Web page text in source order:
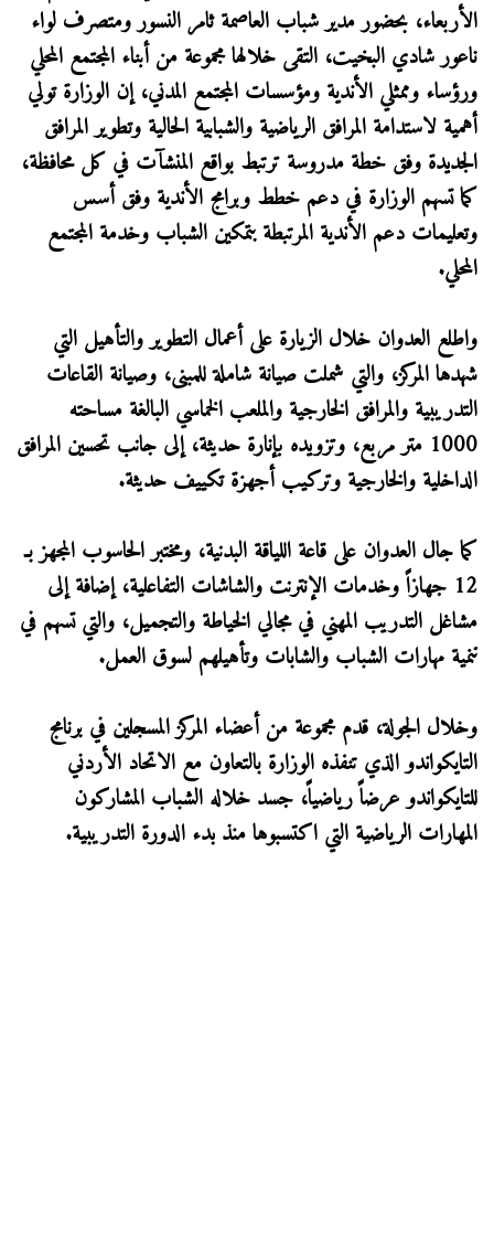
الأربعاء، بحضور مدير شباب العاصمة ثامر النسور ومتصرف لواء
ناعور شادي البخيت، التقى خلالها مجموعة من أبناء المجتمع المحلي
ورؤساء وممثلي الأندية ومؤسسات المجتمع المدني، إن الوزارة تولي
أهمية لاستدامة المرافق الرياضية والشبابية الحالية وتطوير المرافق
الجديدة وفق خطة مدروسة ترتبط بواقع المنشآت في كل محافظة،
كما تسهم الوزارة في دعم خطط وبرامج الأندية وفق أسس
وتعليمات دعم الأندية المرتبطة بتمكين الشباب وخدمة المجتمع
المحلي.
واطلع العدوان خلال الزيارة على أعمال التطوير والتأهيل التي
شهدها المركز، والتي شملت صيانة شاملة للمبنى، وصيانة القاعات
التدريبية والمرافق الخارجية والملعب الخماسي البالغة مساحته
1000 متر مربع، وتزويده بإنارة حديثة، إلى جانب تحسين المرافق
الداخلية والخارجية وتركيب أجهزة تكييف حديثة.
كما جال العدوان على قاعة اللياقة البدنية، ومختبر الحاسوب المجهز بـ
12 جهازاً وخدمات الإنترنت والشاشات التفاعلية، إضافة إلى
مشاغل التدريب المهني في مجالي الخياطة والتجميل، والتي تسهم في
تنمية مهارات الشباب والشابات وتأهيلهم لسوق العمل.
وخلال الجولة، قدم مجموعة من أعضاء المركز المسجلين في برنامج
التايكواندو الذي تنفذه الوزارة بالتعاون مع الاتحاد الأردني
للتايكواندو عرضاً رياضياً، جسد خلاله الشباب المشاركون
المهارات الرياضية التي اكتسبوها منذ بدء الدورة التدريبية.